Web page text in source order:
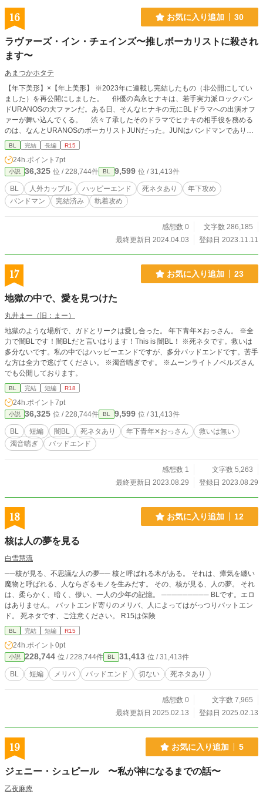
16 お気に入り追加 30
ラヴァーズ・イン・チェインズ〜推しボーカリストに殺され
ます〜
あまつかホタテ
【年下美形】×【年上美形】 ※2023年に連載し完結したもの（非公開にしてい
ました）を再公開にしました。 俳優の高永ヒナキは、若手実力派ロックバン
ドURANOSの大ファンだ。ある日、そんなヒナキの元にBLドラマへの出演オフ
ァーが舞い込んでくる。 渋々了承したそのドラマでヒナキの相手役を務める
のは、なんとURANOSのボーカリストJUNだった。JUNはバンドマンでありな
がら、ルックスの良さから初の俳優オファーを受けたようだ。 最初は期待外
れに無愛想だったJUNも、恋人役を演じるうちに少しずつヒナキに心を開き始め
る。 そして、次第に本気で恋愛感情を抱くようになってしまったJUNとヒナ
キは、互いに自分の抱える秘密によって悩み始めるのだった。 ※一部倫理にも
とる表現や法律に抵触する行為の描写がありますが、それらを容認し推奨する意
図はありません。 ※死ネタを含みますがハッピーエンドです。 ※性的表現を含
む話についてはサブタイトルの隣に★をつけています。
BL 完結 長編 R15
24h.ポイント 7pt
小説 36,325 位 / 228,744件 BL 9,599 位 / 31,413件
BL 人外カップル ハッピーエンド 死ネタあり
年下攻め
バンドマン
完結済み 執着攻め
感想数 0
文字数 286,185
最終更新日 2024.04.03
登録日 2023.11.11
17 お気に入り追加 23
地獄の中で、愛を見つけた
丸井まー（旧：まー）
地獄のような場所で、ガドとリークは愛し合った。 年下青年✕おっさん。 ※全
力で闇BLです！闇BLだと言いはります！This is 闇BL！ ※死ネタです。救いは
多分ないです。私の中ではハッピーエンドですが、多分バッドエンドです。苦手
な方は全力で逃げてください。 ※濁音喘ぎです。 ※ムーンライトノベルズさん
でも公開しております。
BL 完結 短編 R18
24h.ポイント 7pt
小説 36,325 位 / 228,744件 BL 9,599 位 / 31,413件
BL 短編 闇BL 死ネタあり 年下青年✕おっさん
救いは無い
濁音喘ぎ
バッドエンド
感想数 1
文字数 5,263
最終更新日 2023.08.29
登録日 2023.08.29
18 お気に入り追加 12
核は人の夢を見る
白雪慧流
──核が見る、不思議な人の夢── 核と呼ばれる木がある。 それは、瘴気を纏い
魔物と呼ばれる、人ならざるモノを生みだす。 その、核が見る、人の夢。 それ
は、柔らかく、暗く、儚い、一人の少年の記憶。 ───────── BLです。エロ
はありません。 バットエンド寄りのメリバ、人によってはがっつりバットエン
ド。 死ネタです、ご注意ください。 R15は保険
BL 完結 短編 R15
24h.ポイント 0pt
小説 228,744 位 / 228,744件 BL 31,413 位 / 31,413件
BL 短編 メリバ バッドエンド 切ない 死ネタあり
感想数 0
文字数 7,965
最終更新日 2025.02.13
登録日 2025.02.13
19 お気に入り追加 5
ジェニー・シュピール 〜私が神になるまでの話〜
乙夜麻痺